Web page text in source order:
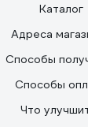
Каталог
Адреса
Способы
Способы
Что